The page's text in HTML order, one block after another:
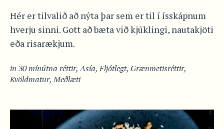
Hér er tilvalið að nýta þar sem er til í ísskápnum
hverju sinni. Gott að bæta við kjúklingi, nautakjöti
eða risarækjum.
in 30 mínútna réttir,Asía,Fljótlegt, Grænmetisréttir,
Kvöldmatur,Meðlæti